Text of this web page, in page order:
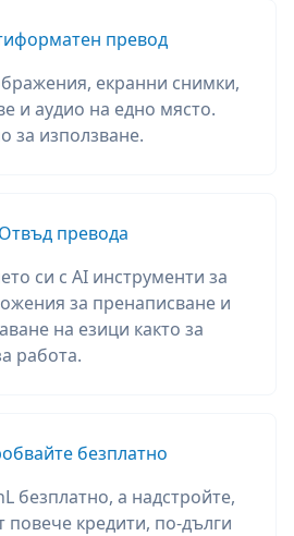
превод
екранни снимки,
и аудио на едно място.
за използване.
Отвъд превода
си с AI инструменти за
за пренаписване и
на езици както за
работа.
безплатно
безплатно, а надстройте,
повече кредити, по-дълги